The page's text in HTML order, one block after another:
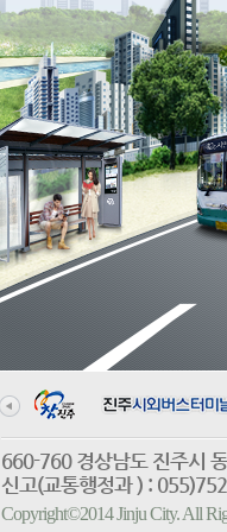
660-760 경상남도 진
신고(교통행정과 ) :
Copyright©2014 Jinju City. All